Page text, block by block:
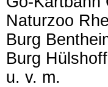
Naturzoo
Burg
Burg
u. v. m.